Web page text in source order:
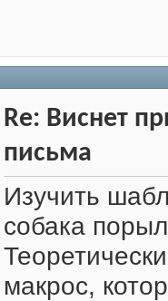
Re: Виснет
письма
Изучить
собака
макрос,